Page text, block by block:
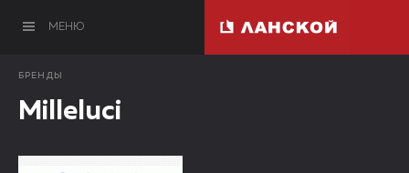
МЕНЮ
БРЕНДЫ
Milleluci